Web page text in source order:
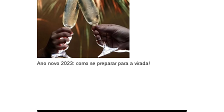
Ano novo 2023: como se preparar para a virada!